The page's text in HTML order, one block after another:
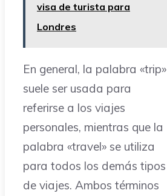
visa de turista para
Londres
En general, la palabra «trip»
suele ser usada para
referirse a los viajes
personales, mientras que la
palabra «travel» se utiliza
para todos los demás tipos
de viajes. Ambos términos